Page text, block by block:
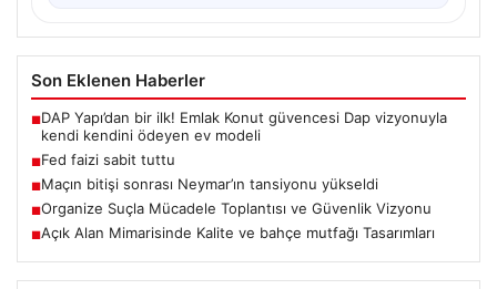
Son Eklenen Haberler
■DAP Yapı’dan bir ilk! Emlak Konut güvencesi Dap vizyonuyla
kendi kendini ödeyen ev modeli
■Fed faizi sabit tuttu
■Maçın bitişi sonrası Neymar’ın tansiyonu yükseldi
■Organize Suçla Mücadele Toplantısı ve Güvenlik Vizyonu
■Açık Alan Mimarisinde Kalite ve bahçe mutfağı Tasarımları